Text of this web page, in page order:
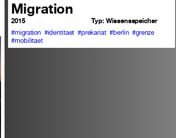
Migration
2015 Typ: Wissensspeicher
#migration #identitaet #prekariat #berlin #grenze
#mobilitaet